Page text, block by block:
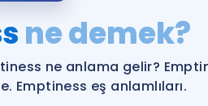
YDS ve YÖKDİL
YDS ve YÖKDİL'e
ne demek?
ne anlama gelir?
Emptiness eş anlamlıları.